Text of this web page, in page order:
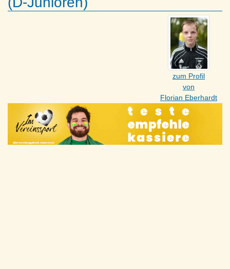
zum Profil
von
Florian Eberhardt